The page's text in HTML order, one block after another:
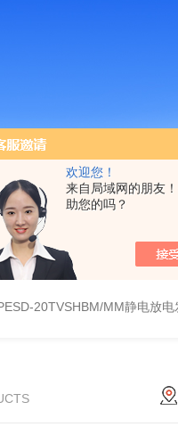
欢迎您！
来自局域网的朋友
助您的吗？
20TVSHBM/MM静电放电